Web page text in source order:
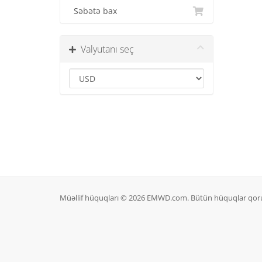
Səbətə bax
Valyutanı seç
Müəllif hüquqları © 2026 EMWD.com. Bütün hüquqlar